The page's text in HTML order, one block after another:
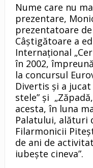
Nume care nu
prezentare,
prezentatoare
Câștigătoare a
Internațional
în 2002,
la concursul
Divertis și a
stele” și
acesta, în luna
Palatului, alături
Filarmonicii
de ani de
iubește cineva”.